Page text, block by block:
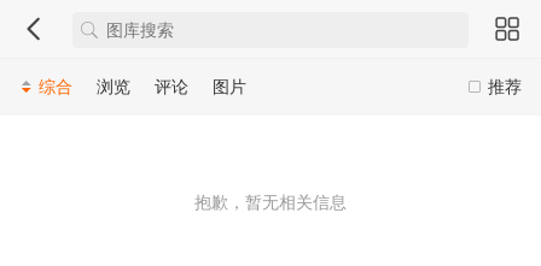
推荐
综合 浏览 评论 图片
抱歉，暂无相关信息